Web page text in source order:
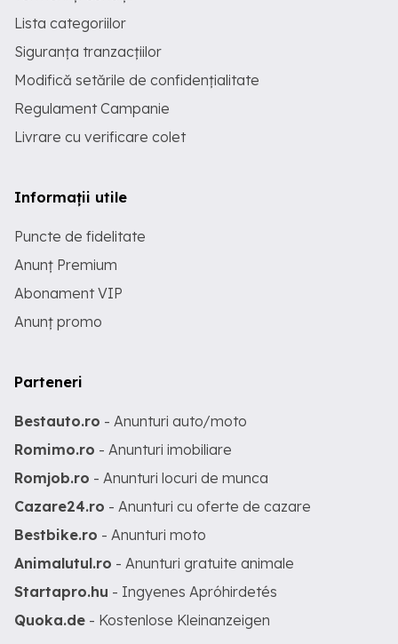
Lista categoriilor
Siguranța tranzacțiilor
Modifică setările de confidențialitate
Regulament Campanie
Livrare cu verificare colet
Informații utile
Puncte de fidelitate
Anunț Premium
Abonament VIP
Anunț promo
Parteneri
Bestauto.ro - Anunturi auto/moto
Romimo.ro - Anunturi imobiliare
Romjob.ro - Anunturi locuri de munca
Cazare24.ro - Anunturi cu oferte de cazare
Bestbike.ro - Anunturi moto
Animalutul.ro - Anunturi gratuite animale
Startapro.hu - Ingyenes Apróhirdetés
Quoka.de - Kostenlose Kleinanzeigen